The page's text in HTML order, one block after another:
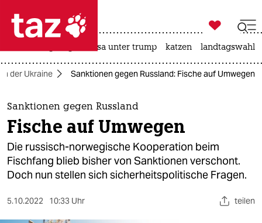
 taz zahl ich
taz zahl ich
themen
politik
öko

taz zahl ich
usa unter trump katzen landtagswahl
der Ukraine Sanktionen gegen Russland: Fische auf Umwegen
Sanktionen gegen Russland
Fische auf Umwegen
Die russisch-norwegische Kooperation beim
Fischfang blieb bisher von Sanktionen verschont.
Doch nun stellen sich sicherheitspolitische Fragen.
5.10.2022 10:33 Uhr teilen